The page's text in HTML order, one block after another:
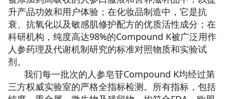
升产品功效和用户体验；在化妆品制造中，它是抗
衰、抗氧化以及敏感肌修护配方的优质活性成分；在
科研机构，纯度高达98%的Compound K被广泛用作
人参药理及代谢机制研究的标准对照物质和实验试
剂。
我们每一批次的人参皂苷Compound K均经过第
三方权威实验室的严格全指标检测。所有指标，包括